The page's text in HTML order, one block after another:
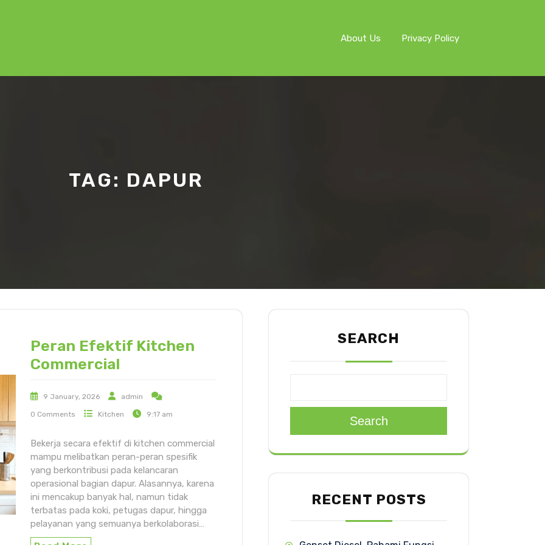
About Us Privacy Policy
TAG: DAPUR
Peran Efektif Kitchen
Commercial
9 January, 2026 admin
0 Comments Kitchen 9:17 am
Bekerja secara efektif di kitchen commercial
mampu melibatkan peran-peran spesifik
yang berkontribusi pada kelancaran
operasional bagian dapur. Alasannya, karena
ini mencakup banyak hal, namun tidak
terbatas pada koki, petugas dapur, hingga
pelayanan yang semuanya berkolaborasi…
SEARCH
Search
RECENT POSTS